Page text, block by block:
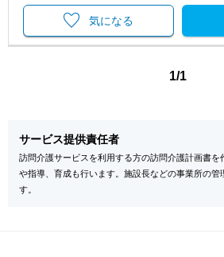
気になる
1/1
サービス提供責任者
訪問介護サービスを利用する方の訪問介護計画書を
や指導、育成も行います。施設長などの事業所の管
す。